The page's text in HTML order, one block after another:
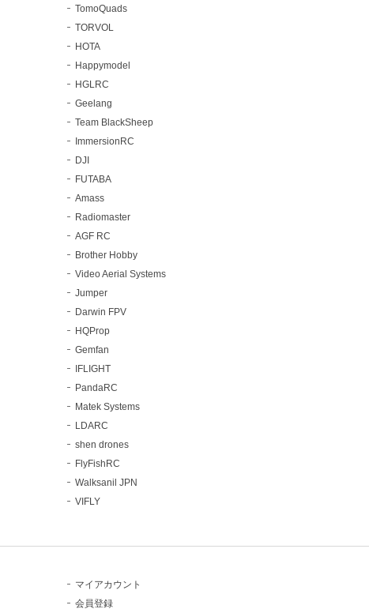
TomoQuads
TORVOL
HOTA
Happymodel
HGLRC
Geelang
Team BlackSheep
ImmersionRC
DJI
FUTABA
Amass
Radiomaster
AGF RC
Brother Hobby
Video Aerial Systems
Jumper
Darwin FPV
HQProp
Gemfan
IFLIGHT
PandaRC
Matek Systems
LDARC
shen drones
FlyFishRC
Walksanil JPN
VIFLY
マイアカウント
会員登録